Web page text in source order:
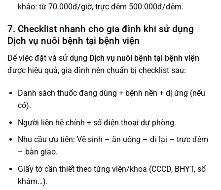
khảo: từ 70.000đ/giờ, trực đêm 500.000đ/đêm.
7. Checklist nhanh cho gia đình khi sử dụng
Dịch vụ nuôi bệnh tại bệnh viện
Để việc đặt và sử dụng Dịch vụ nuôi bệnh tại bệnh viện
được hiệu quả, gia đình nên chuẩn bị checklist sau:
Danh sách thuốc đang dùng + bệnh nền + dị ứng (nếu
có).
Người liên hệ chính + số điện thoại dự phòng.
Nhu cầu ưu tiên: Vệ sinh – ăn uống – đi lại – trực đêm
– bàn giao.
Giấy tờ cần thiết theo từng viện/khoa (CCCD, BHYT, sổ
khám…).